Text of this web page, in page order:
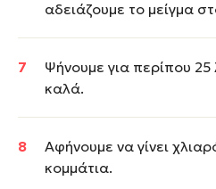
αδειάζουμε το μείγμα
Ψήνουμε για περίπου 25
καλά.
Αφήνουμε να γίνει
κομμάτια.